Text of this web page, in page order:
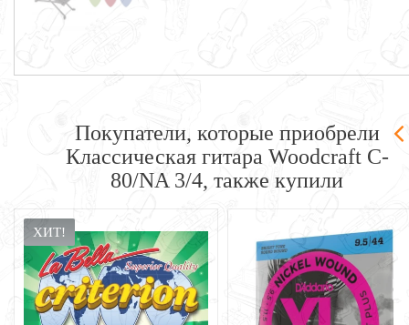
Покупатели, которые приобрели
Классическая гитара Woodcraft C-
80/NA 3/4, также купили
ХИТ!